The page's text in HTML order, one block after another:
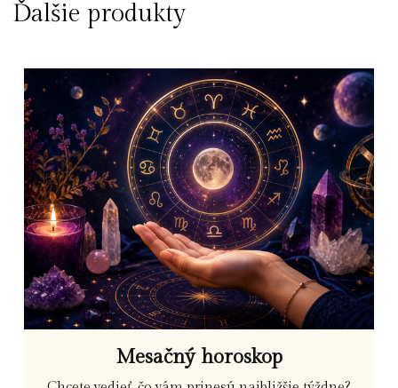
Ďalšie produkty
Mesačný horoskop